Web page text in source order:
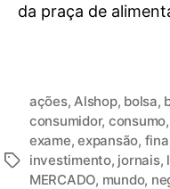
da praça de
ações,Alshop, bolsa,
consumidor, consumo,
exame,expansão,
investimento, jornais,
MERCADO, mundo,